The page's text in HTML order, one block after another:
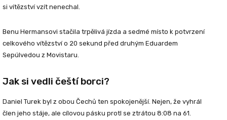
si vítězství vzít nenechal.
Benu Hermansovi stačila trpělivá jízda a sedmé místo k potvrzení
celkového vítězství o 20 sekund před druhým Eduardem
Sepúlvedou z Movistaru.
Jak si vedli čeští borci?
Daniel Turek byl z obou Čechů ten spokojenější. Nejen, že vyhrál
člen jeho stáje, ale cílovou pásku protl se ztrátou 8:08 na 61.